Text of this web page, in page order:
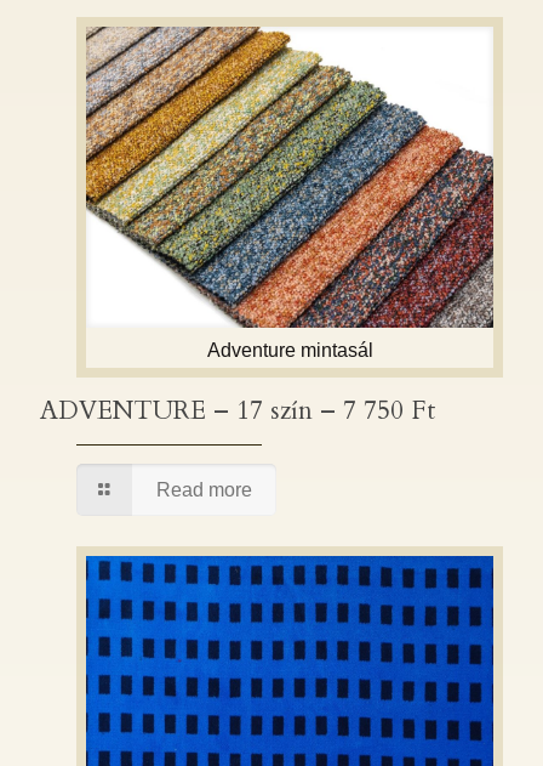
ADVENTURE – 17 szín – 7 750 Ft
Adventure mintasál
ADVENTURE – 17 szín – 7 750 Ft
Read more